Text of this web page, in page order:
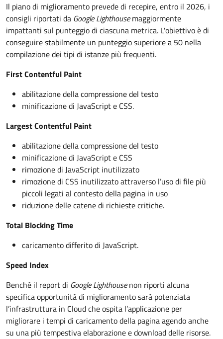
Il piano di miglioramento prevede di recepire, entro il 2026, i
consigli riportati da Google Lighthousemaggiormente
impattanti sul punteggio di ciascuna metrica. L'obiettivo è di
conseguire stabilmente un punteggio superiore a 50 nella
compilazione dei tipi di istanze più frequenti.
First Contentful Paint
abilitazione della compressione del testo
minificazione di JavaScript e CSS.
Largest Contentful Paint
abilitazione della compressione del testo
minificazione di JavaScript e CSS
rimozione di JavaScript inutilizzato
rimozione di CSS inutilizzato attraverso l’uso di file più
piccoli legati al contesto della pagina in uso
riduzione delle catene di richieste critiche.
Total Blocking Time
caricamento differito di JavaScript.
Speed Index
Benché il report di Google Lighthousenon riporti alcuna
specifica opportunità di miglioramento sarà potenziata
l’infrastruttura in Cloud che ospita l’applicazione per
migliorare i tempi di caricamento della pagina agendo anche
su una più tempestiva elaborazione e download delle risorse.